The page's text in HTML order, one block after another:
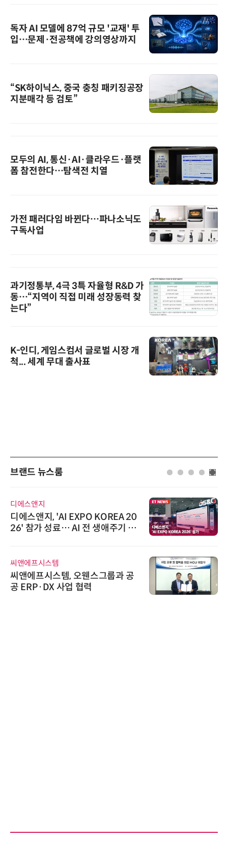
독자 AI 모델에 87억 규모 '교재' 투
입…문제·전공책에 강의영상까지
“SK하이닉스, 중국 충칭 패키징공장
지분매각 등 검토”
모두의 AI, 통신·AI·클라우드·플랫
폼 참전한다…탐색전 치열
가전 패러다임 바뀐다…파나소닉도
구독사업
과기정통부, 4극 3특 자율형 R&D 가
동…“지역이 직접 미래 성장동력 찾
는다”
K-인디, 게임스컴서 글로벌 시장 개
척... 세계 무대 출사표
브랜드 뉴스룸
디에스앤지
디에스앤지, 'AI EXPO KOREA 20
26' 참가 성료… AI 전 생애주기 아
씨앤에프시스템
씨앤에프시스템, 오웬스그룹과 공
공 ERP·DX 사업 협력